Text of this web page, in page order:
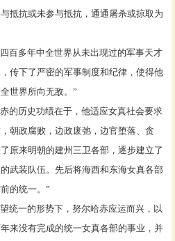
抵抗或未参与抵抗，通通屠杀或掠取为
百多年中全世界从未出现过的军事天才
传下了严密的军事制度和纪律，使得他
世界所向无敌。”
的历史功绩在于，他适应女真社会要求
朝政腐败，边政废弛，边官堕落、贪
原来明朝的建州三卫各部，逐步建立了
武装队伍。先后将海西和东海女真各部
的统一。”
统一的形势下，努尔哈赤应运而兴，以
来没有完成的统一女真各部的事业，并